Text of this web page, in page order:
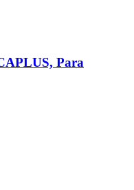
Para